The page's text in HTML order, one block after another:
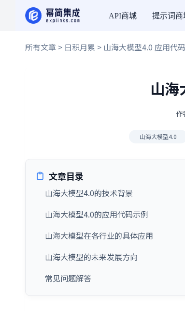
API商城 提示词商
所有文章 > 日积月累 > 山海大模型4.0 应用代
山
山海大模型4.0
文章目录
山海大模型4.0的技术背景
山海大模型4.0的应用代码示例
山海大模型在各行业的具体应用
山海大模型的未来发展方向
常见问题解答